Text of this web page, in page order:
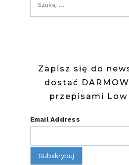
Zapisz się do
dostać
przepisami Low
Email Address